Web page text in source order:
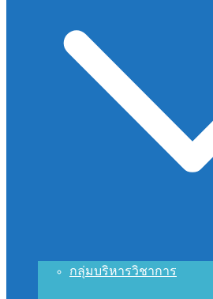
กลุ่มบริหารวิชาการ